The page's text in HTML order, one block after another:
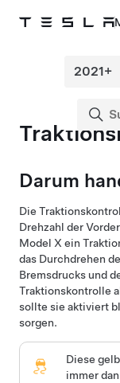
Darum
Die
Drehzahl der
Model X ein
das Durchdrehen
Bremsdrucks und
Traktionskontrolle
sollte sie aktiviert
sorgen.
Diese
immer